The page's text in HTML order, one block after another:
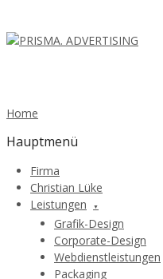
Home
Hauptmenü
Firma
Christian Lüke
Leistungen
Grafik-Design
Corporate-Design
Webdienstleistungen
Packaging